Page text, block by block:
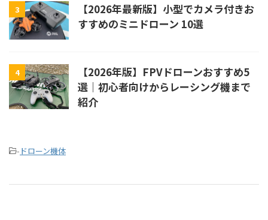
3
【2026年最新版】小型でカメラ付きお
すすめのミニドローン 10選
4
【2026年版】FPVドローンおすすめ5
選｜初心者向けからレーシング機まで
紹介
- ドローン機体